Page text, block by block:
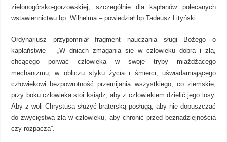
zielonogórsko-gorzowskiej, szczególnie dla kapłanów polecanych
wstawiennictwu bp. Wilhelma – powiedział bp Tadeusz Lityński.
Ordynariusz przypomniał fragment nauczania sługi Bożego o
kapłaństwie – „W dniach zmagania się w człowieku dobra i zła,
chcącego porwać człowieka w swoje tryby miażdżącego
mechanizmu; w obliczu styku życia i śmierci, uświadamiającego
człowiekowi bezpowrotność przemijania wszystkiego, co ziemskie,
przy boku człowieka stoi ksiądz, aby z człowiekiem dzielić jego losy.
Aby z woli Chrystusa służyć braterską posługą, aby nie dopuszczać
do zwycięstwa zła w człowieku, aby chronić przed beznadziejnością
czy rozpaczą”.